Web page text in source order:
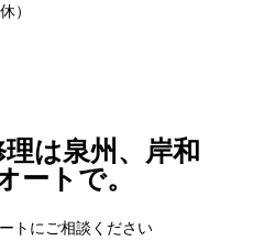
）
は泉州、岸和
ートで。
トにご相談ください